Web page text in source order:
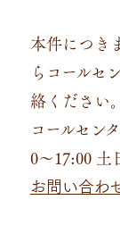
本件につき
らコールセ
絡ください。
コールセン
0～17:00 土
お問い合わ